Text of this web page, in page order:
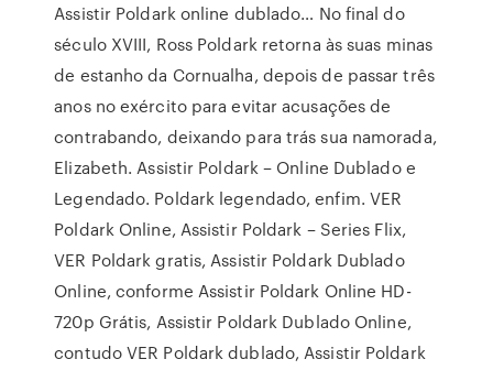
Assistir Poldark online dublado… No final do
século XVIII, Ross Poldark retorna às suas minas
de estanho da Cornualha, depois de passar três
anos no exército para evitar acusações de
contrabando, deixando para trás sua namorada,
Elizabeth. Assistir Poldark – Online Dublado e
Legendado. Poldark legendado, enfim. VER
Poldark Online, Assistir Poldark – Series Flix,
VER Poldark gratis, Assistir Poldark Dublado
Online, conforme Assistir Poldark Online HD-
720p Grátis, Assistir Poldark Dublado Online,
contudo VER Poldark dublado, Assistir Poldark